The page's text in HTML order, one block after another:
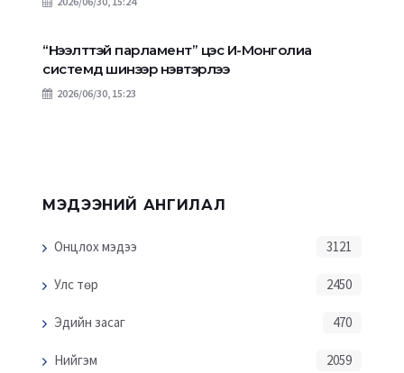
“Нээлттэй парламент” цэс И-Монголиа
системд шинээр нэвтэрлээ
2026/06/30, 15:23
МЭДЭЭНИЙ АНГИЛАЛ
Онцлох мэдээ 3121
Улс төр 2450
Эдийн засаг 470
Нийгэм 2059